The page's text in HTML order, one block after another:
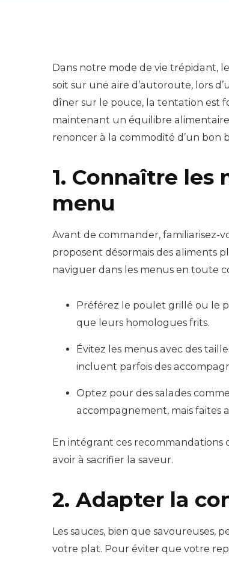
Dans notre mode de vie trépidant,
soit sur une aire d’autoroute, lors
dîner sur le pouce, la tentation est
maintenant un équilibre alimentaire.
renoncer à la commodité d’un bon
1. Connaître
menu
Avant de commander, familiarisez-
proposent désormais des aliments
naviguer dans les menus en toute
Préférez le poulet grillé ou le
que leurs homologues frits.
Évitez les menus avec des
incluent parfois des
Optez pour des salades
accompagnement, mais faites
En intégrant ces recommandations
avoir à sacrifier la saveur.
2. Adapter la
Les sauces, bien que
votre plat. Pour éviter que votre